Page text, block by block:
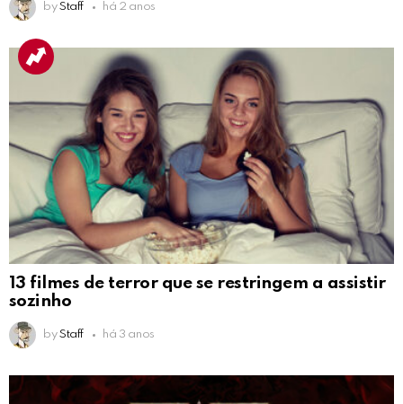
by Staff há 2 anos
13 filmes de terror que se restringem a assistir
sozinho
by Staff há 3 anos